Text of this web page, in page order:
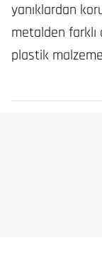
yanıklardan
metalden
plastik